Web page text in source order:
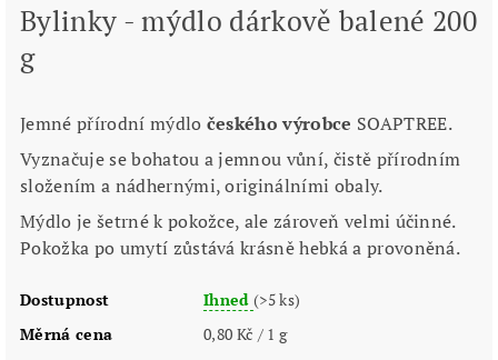
Bylinky - mýdlo dárkově balené 200
g
Jemné přírodní mýdlo českého výrobce SOAPTREE.
Vyznačuje se bohatou a jemnou vůní, čistě přírodním
složením a nádhernými, originálními obaly.
Mýdlo je šetrné k pokožce, ale zároveň velmi účinné.
Pokožka po umytí zůstává krásně hebká a provoněná.
Dostupnost Ihned(>5 ks)
Měrná cena
0,80 Kč / 1 g